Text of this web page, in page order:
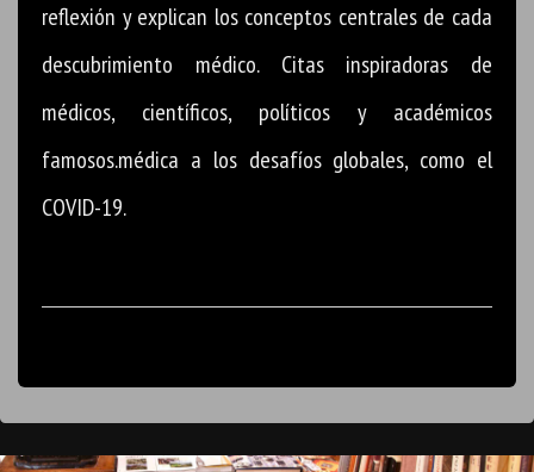
reflexión y explican los conceptos centrales de cada
descubrimiento médico. Citas inspiradoras de
médicos, científicos, políticos y académicos
famosos.médica a los desafíos globales, como el
COVID-19.